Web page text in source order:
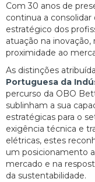
Com 30 anos de
continua a
estratégico dos
atuação na inovação,
proximidade ao
As distinções
Portuguesa da
percurso da OBO
sublinham a sua
estratégicas para o
exigência técnica e
elétricas, estes
um posicionamento
mercado e na
da sustentabilidade.